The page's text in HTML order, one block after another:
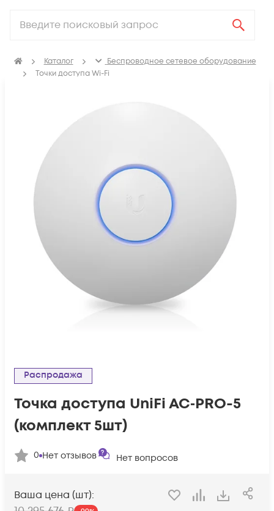
Каталог
Беспроводное сетевое оборудование
Точки доступа Wi-Fi
Распродажа
Toчка доступа UniFi AC‑PRO-5
(комплект 5шт)
0 Нет отзывов Нет вопросов
Ваша цена (шт):